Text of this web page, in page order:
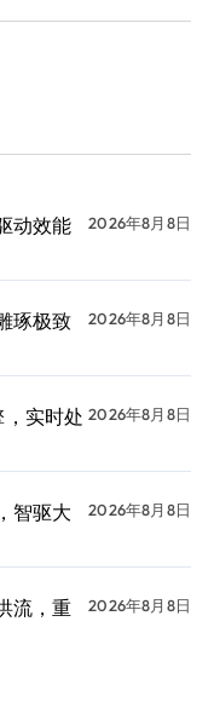
动效能
2026年8月8日
琢极致
2026年8月8日
实时处 2026年8月8日
智驱大
2026年8月8日
流，重
2026年8月8日